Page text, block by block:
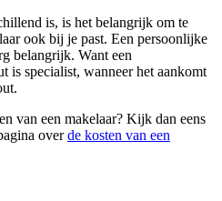
is, is het belangrijk om te
ook bij je past. Een persoonlijke
belangrijk. Want een
is specialist, wanneer het aankomt
van een makelaar? Kijk dan eens
overde kosten van een